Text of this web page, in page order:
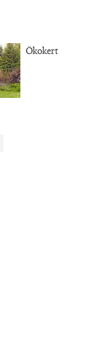
Ökokert